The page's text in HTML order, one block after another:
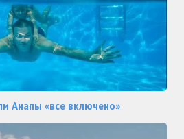
Анапы «все включено»